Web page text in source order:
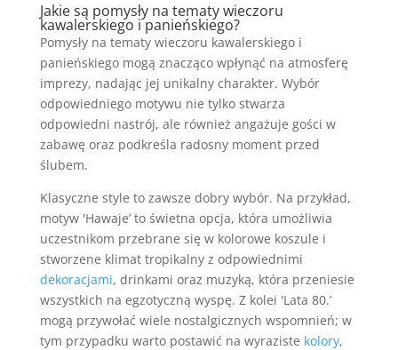
Jakie są pomysły na tematy wieczoru
kawalerskiego i panieńskiego?
Pomysły na tematy wieczoru kawalerskiego i
panieńskiego mogą znacząco wpłynąć na atmosferę
imprezy, nadając jej unikalny charakter. Wybór
odpowiedniego motywu nie tylko stwarza
odpowiedni nastrój, ale również angażuje gości w
zabawę oraz podkreśla radosny moment przed
ślubem.
Klasyczne style to zawsze dobry wybór. Na przykład,
motyw 'Hawaje’ to świetna opcja, która umożliwia
uczestnikom przebrane się w kolorowe koszule i
stworzene klimat tropikalny z odpowiednimi
dekoracjami, drinkami oraz muzyką, która przeniesie
wszystkich na egzotyczną wyspę. Z kolei 'Lata 80.’
mogą przywołać wiele nostalgicznych wspomnień; w
tym przypadku warto postawić na wyraziste kolory,